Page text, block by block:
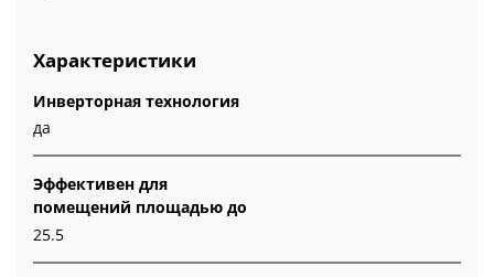
Характеристики
Инверторная технология
да
Эффективен для
помещений площадью до
25.5